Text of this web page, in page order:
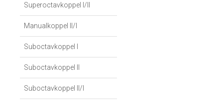
Superoctavkoppel I/II
Manualkoppel II/I
Suboctavkoppel I
Suboctavkoppel II
Suboctavkoppel II/I